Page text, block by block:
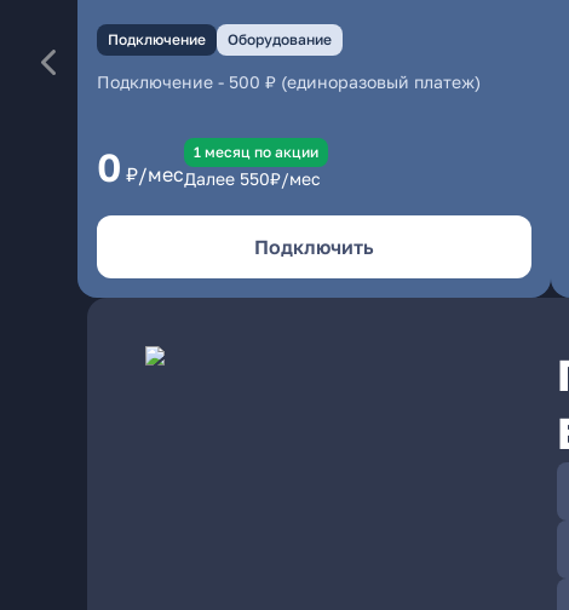
Подключение Оборудование
Подключение - 500 ₽ (единоразовый платеж)
0 ₽/мес
1 месяц по акции
Далее 550₽/мес
Подключить